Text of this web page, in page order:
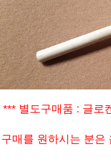
*** 별도구매품 : 글로
구매를 원하시는 분은